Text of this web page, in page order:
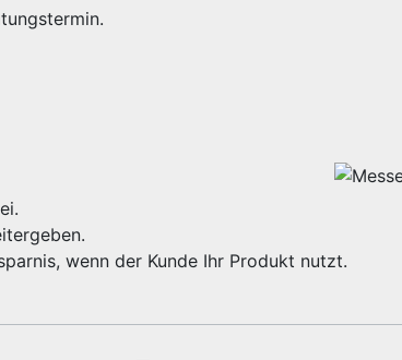
wenn der Kunde Ihr Produkt nutzt.